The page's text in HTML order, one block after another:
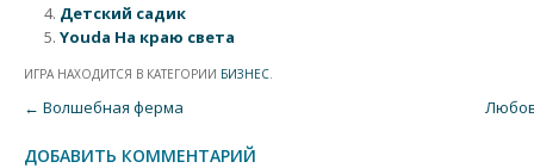
Детский садик
Youda На краю света
ИГРА НАХОДИТСЯ В КАТЕГОРИИ БИЗНЕС.
Post navigation
← Волшебная ферма
ДОБАВИТЬ КОММЕНТАРИЙ